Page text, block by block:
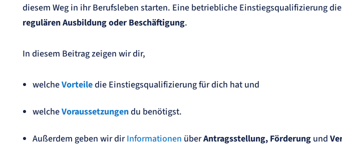
diesem Weg in ihr Berufsleben starten. Eine betriebliche Einstiegsqualifizierung
regulären Ausbildung oder Beschäftigung.
In diesem Beitrag zeigen wir dir,
welcheVorteiledie Einstiegsqualifizierung für dich hat und
welcheVoraussetzungendu benötigst.
Außerdem geben wir dirInformationen überAntragsstellung, Förderung und